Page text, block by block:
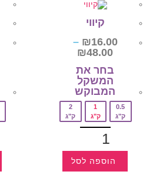
קיווי
₪16.00
–
₪48.00
בחר את
המשקל
המבוקש‎
0.5
ק"ג
1
ק"ג
2
ק"ג
הוספה לסל